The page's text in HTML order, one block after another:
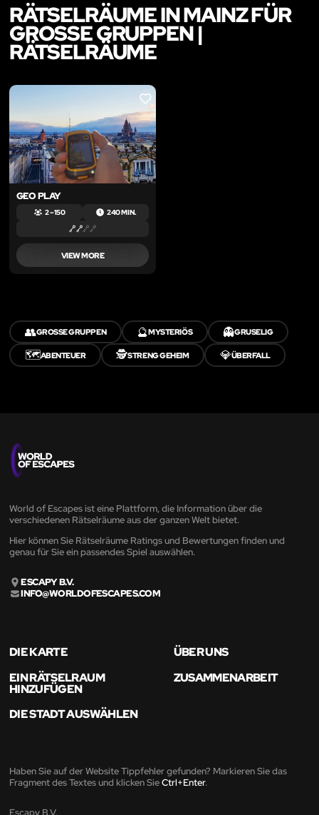
RÄTSELRÄUME IN MAINZ FÜR
GROSSE GRUPPEN | R
ÄTSELRÄUME
LIKE
GEO PLAY
2 – 150 240 MIN.
VIEW MORE
👥GROSSE GRUPPEN 🔮MYSTERIÖS 👻GRUSELIG
🗺️ABENTEUER 🕵️STRENG GEHEIM 💎ÜBERFALL
World of Escapes ist eine Plattform, die Information über die
verschiedenen Rätselräume aus der ganzen Welt bietet.
Hier können Sie Rätselräume Ratings und Bewertungen finden und
genau für Sie ein passendes Spiel auswählen.
ESCAPY B.V.
INFO@WORLDOFESCAPES.COM
DIE KARTE
ÜBER UNS
EIN RÄTSELRAUM
HINZUFÜGEN
ZUSAMMENARBEIT
DIE STADT AUSWÄHLEN
Haben Sie auf der Website Tippfehler gefunden? Markieren Sie das
Fragment des Textes und klicken SieCtrl+Enter.